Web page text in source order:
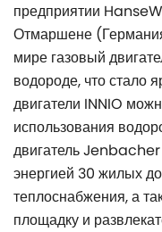
предприятии
Отмаршене
мире газовый
водороде, что стало
двигатели INNIO
использования
двигатель
энергией 30 жилых
теплоснабжения, а
площадку и